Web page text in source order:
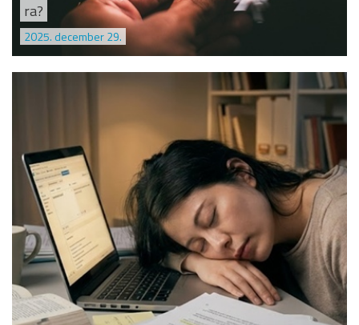
ra?
2025. december 29.